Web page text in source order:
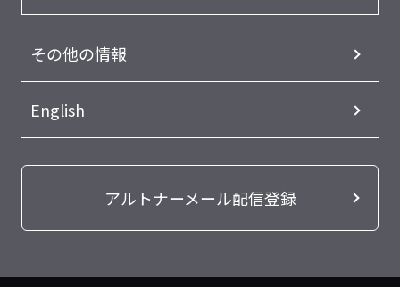
その他の情報
English
アルトナーメール配信登録